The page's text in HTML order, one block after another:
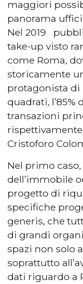
maggiori
panorama
Nel 2019
take-up visto
come Roma,
storicamente
protagonista di
quadrati,
transazioni
rispettivamente
Cristoforo
Nel primo
dell’immobile
progetto di
specifiche
generis, che
di grandi
spazi non solo
soprattutto
dati riguardo a